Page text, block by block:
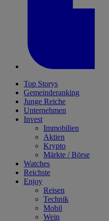
Top Storys
Gemeinderanking
Junge Reiche
Unternehmen
Invest
Immobilien
Aktien
Krypto
Märkte / Börse
Watches
Reichste
Enjoy
Reisen
Technik
Mobil
Wein